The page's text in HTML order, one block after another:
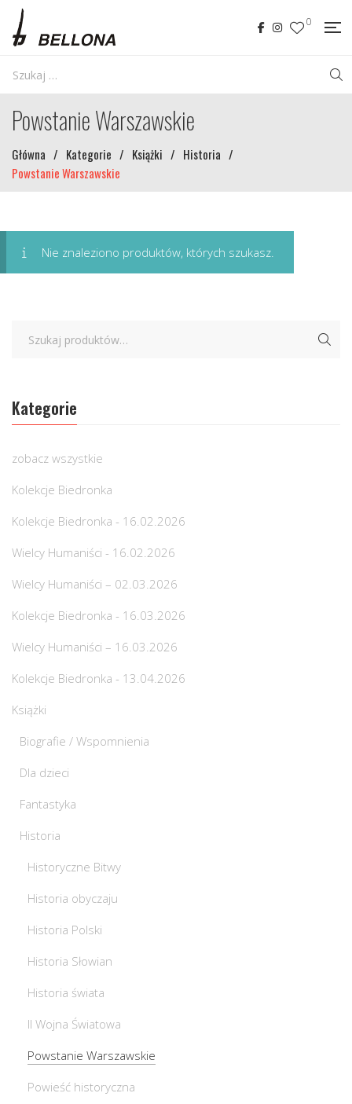
0
Powstanie Warszawskie
Główna / Kategorie / Książki / Historia /
Powstanie Warszawskie
Nie znaleziono produktów, których szukasz.
Kategorie
zobacz wszystkie
Kolekcje Biedronka
Kolekcje Biedronka - 16.02.2026
Wielcy Humaniści - 16.02.2026
Wielcy Humaniści – 02.03.2026
Kolekcje Biedronka - 16.03.2026
Wielcy Humaniści – 16.03.2026
Kolekcje Biedronka - 13.04.2026
Książki
Biografie / Wspomnienia
Dla dzieci
Fantastyka
Historia
Historyczne Bitwy
Historia obyczaju
Historia Polski
Historia Słowian
Historia świata
II Wojna Światowa
Powstanie Warszawskie
Powieść historyczna